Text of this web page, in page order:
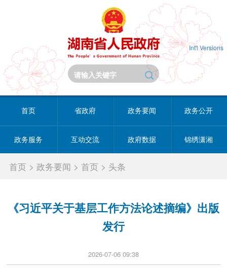
Int'l Versions
首页 省政府 政务要闻 政务公开
政务服务 互动交流 政府数据 锦绣潇湘
首页 >政务要闻 >首页 > 头条
《习近平关于基层工作方法论述摘编》出版
发行
2026-07-06 09:38